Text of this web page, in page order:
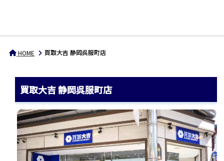
HOME 買取大吉 静岡呉服町店
買取大吉 静岡呉服町店